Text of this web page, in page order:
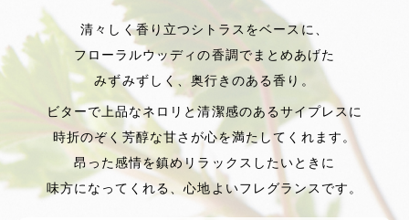
清々しく香り立つシトラスをベースに、
フローラルウッディの香調でまとめあげた
みずみずしく、奥行きのある香り。
ビターで上品なネロリと清潔感のあるサイプレスに
時折のぞく芳醇な甘さが心を満たしてくれます。
昂った感情を鎮めリラックスしたいときに
味方になってくれる、心地よいフレグランスです。